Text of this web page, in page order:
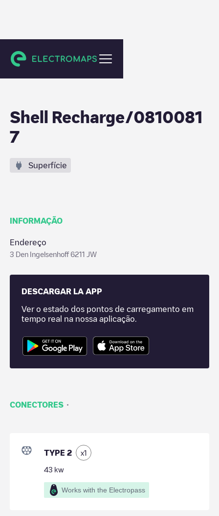
Maastricht
Shell Recharge/0810081
7
Superfície
INFORMAÇÃO
Endereço
3 Den Ingelsenhoff 6211 JW
DESCARGAR LA APP
Ver o estado dos pontos de carregamento em
tempo real na nossa aplicação.
CONECTORES ·
TYPE 2 x1
43 kw
Works with the Electropass